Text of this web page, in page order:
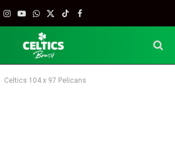
Instagram
YouTube
WhatsApp
X
TikTokFacebook
Celtics 104 x 97 Pelicans